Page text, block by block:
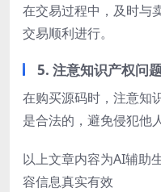
在交易过程中，及时与
交易顺利进行。
5. 注意知识产权问
在购买源码时，注意知
是合法的，避免侵犯他
以上文章内容为AI辅助
容信息真实有效